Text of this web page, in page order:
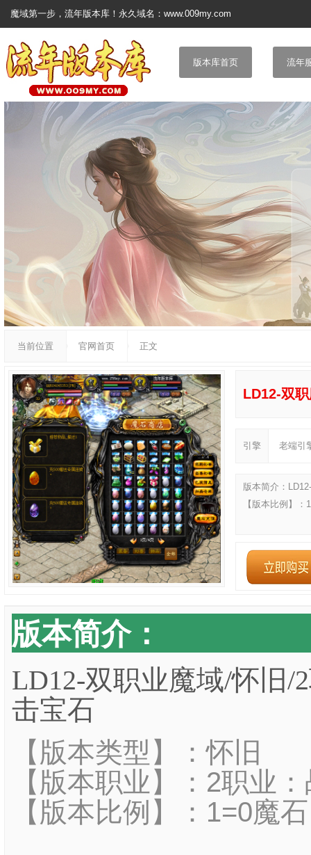
魔域第一步，流年版本库！永久域名：www.009my.com
版本库首页 流年
当前位置 官网首页 正文
LD12-双
引擎 老端引
版本简介：
【版本比例】：
版本简介：
LD12-双职业魔域/怀旧/
击宝石
【版本类型】：怀旧
【版本职业】：2职业
【版本比例】：1=0魔石